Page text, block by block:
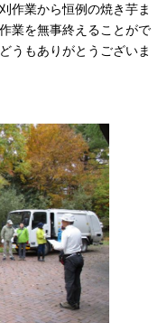
作業から恒例の焼き芋ま
業を無事終えることがで
うもありがとうございま